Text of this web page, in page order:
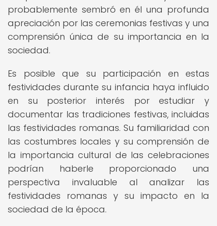
probablemente sembró en él una profunda
apreciación por las ceremonias festivas y una
comprensión única de su importancia en la
sociedad.
Es posible que su participación en estas
festividades durante su infancia haya influido
en su posterior interés por estudiar y
documentar las tradiciones festivas, incluidas
las festividades romanas. Su familiaridad con
las costumbres locales y su comprensión de
la importancia cultural de las celebraciones
podrían haberle proporcionado una
perspectiva invaluable al analizar las
festividades romanas y su impacto en la
sociedad de la época.